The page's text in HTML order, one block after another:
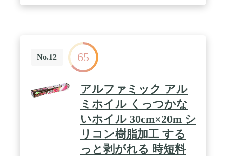
No.12 65
アルファミック アル
ミホイル くっつかな
いホイル 30cm×20m シ
リコン樹脂加工 する
っと剥がれる 時短料